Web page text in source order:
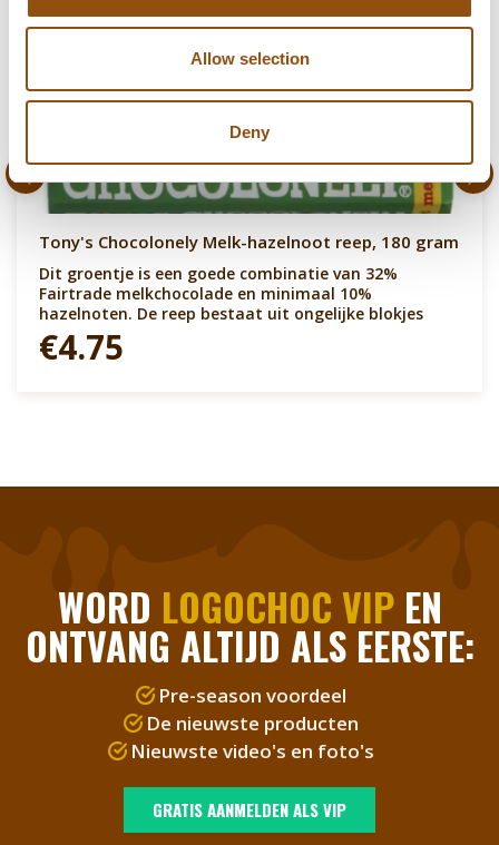
Allow selection
Deny
Tony's Chocolonely Melk-hazelnoot reep, 180 gram
Dit groentje is een goede combinatie van 32%
Fairtrade melkchocolade en minimaal 10%
hazelnoten. De reep bestaat uit ongelijke blokjes
€4.75
WORD LOGOCHOC VIPEN
ONTVANG ALTIJD ALS EERSTE:
Pre-season voordeel
De nieuwste producten
Nieuwste video's en foto's
GRATIS AANMELDEN ALS VIP